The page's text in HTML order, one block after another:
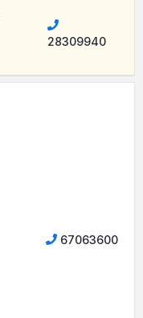
28309940
67063600